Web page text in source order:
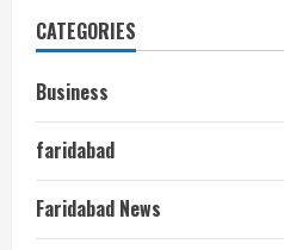
CATEGORIES
Business
faridabad
Faridabad News